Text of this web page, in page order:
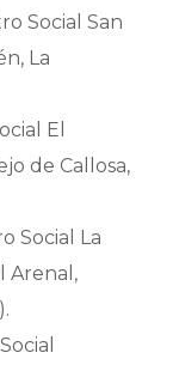
Social San
La
El
de Callosa,
Social La
Arenal,